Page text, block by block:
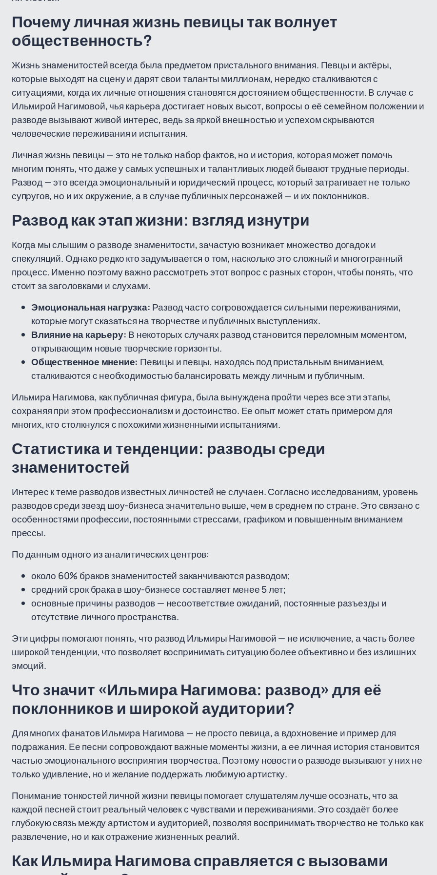
Почему личная жизнь певицы так волнует
общественность?
Жизнь знаменитостей всегда была предметом пристального внимания. Певцы и актёры,
которые выходят на сцену и дарят свои таланты миллионам, нередко сталкиваются с
ситуациями, когда их личные отношения становятся достоянием общественности. В случае с
Ильмирой Нагимовой, чья карьера достигает новых высот, вопросы о её семейном положении и
разводе вызывают живой интерес, ведь за яркой внешностью и успехом скрываются
человеческие переживания и испытания.
Личная жизнь певицы — это не только набор фактов, но и история, которая может помочь
многим понять, что даже у самых успешных и талантливых людей бывают трудные периоды.
Развод — это всегда эмоциональный и юридический процесс, который затрагивает не только
супругов, но и их окружение, а в случае публичных персонажей — и их поклонников.
Развод как этап жизни: взгляд изнутри
Когда мы слышим о разводе знаменитости, зачастую возникает множество догадок и
спекуляций. Однако редко кто задумывается о том, насколько это сложный и многогранный
процесс. Именно поэтому важно рассмотреть этот вопрос с разных сторон, чтобы понять, что
стоит за заголовками и слухами.
Эмоциональная нагрузка: Развод часто сопровождается сильными переживаниями,
которые могут сказаться на творчестве и публичных выступлениях.
Влияние на карьеру: В некоторых случаях развод становится переломным моментом,
открывающим новые творческие горизонты.
Общественное мнение: Певицы и певцы, находясь под пристальным вниманием,
сталкиваются с необходимостью балансировать между личным и публичным.
Ильмира Нагимова, как публичная фигура, была вынуждена пройти через все эти этапы,
сохраняя при этом профессионализм и достоинство. Ее опыт может стать примером для
многих, кто столкнулся с похожими жизненными испытаниями.
Статистика и тенденции: разводы среди
знаменитостей
Интерес к теме разводов известных личностей не случаен. Согласно исследованиям, уровень
разводов среди звезд шоу-бизнеса значительно выше, чем в среднем по стране. Это связано с
особенностями профессии, постоянными стрессами, графиком и повышенным вниманием
прессы.
По данным одного из аналитических центров:
около 60% браков знаменитостей заканчиваются разводом;
средний срок брака в шоу-бизнесе составляет менее 5 лет;
основные причины разводов — несоответствие ожиданий, постоянные разъезды и
отсутствие личного пространства.
Эти цифры помогают понять, что развод Ильмиры Нагимовой — не исключение, а часть более
широкой тенденции, что позволяет воспринимать ситуацию более объективно и без излишних
эмоций.
Что значит «Ильмира Нагимова: развод» для её
поклонников и широкой аудитории?
Для многих фанатов Ильмира Нагимова — не просто певица, а вдохновение и пример для
подражания. Ее песни сопровождают важные моменты жизни, а ее личная история становится
частью эмоционального восприятия творчества. Поэтому новости о разводе вызывают у них не
только удивление, но и желание поддержать любимую артистку.
Понимание тонкостей личной жизни певицы помогает слушателям лучше осознать, что за
каждой песней стоит реальный человек с чувствами и переживаниями. Это создаёт более
глубокую связь между артистом и аудиторией, позволяя воспринимать творчество не только как
развлечение, но и как отражение жизненных реалий.
Как Ильмира Нагимова справляется с вызовами